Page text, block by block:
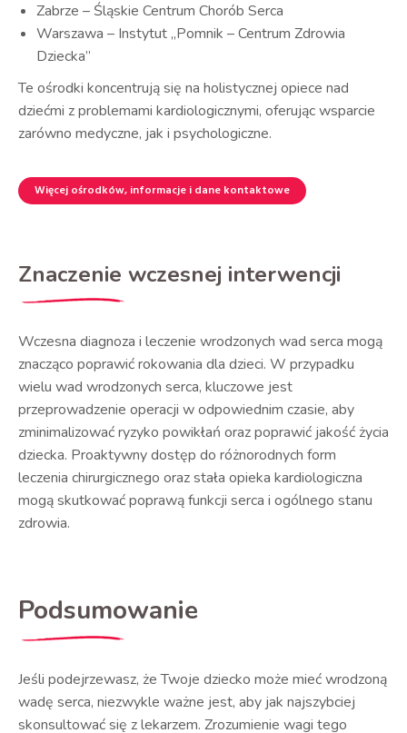
Zabrze – Śląskie Centrum Chorób Serca
Warszawa – Instytut „Pomnik – Centrum Zdrowia
Dziecka”
Te ośrodki koncentrują się na holistycznej opiece nad
dziećmi z problemami kardiologicznymi, oferując wsparcie
zarówno medyczne, jak i psychologiczne.
Więcej ośrodków, informacje i dane kontaktowe
Znaczenie wczesnej interwencji
Wczesna diagnoza i leczenie wrodzonych wad serca mogą
znacząco poprawić rokowania dla dzieci. W przypadku
wielu wad wrodzonych serca, kluczowe jest
przeprowadzenie operacji w odpowiednim czasie, aby
zminimalizować ryzyko powikłań oraz poprawić jakość życia
dziecka. Proaktywny dostęp do różnorodnych form
leczenia chirurgicznego oraz stała opieka kardiologiczna
mogą skutkować poprawą funkcji serca i ogólnego stanu
zdrowia.
Podsumowanie
Jeśli podejrzewasz, że Twoje dziecko może mieć wrodzoną
wadę serca, niezwykle ważne jest, aby jak najszybciej
skonsultować się z lekarzem. Zrozumienie wagi tego